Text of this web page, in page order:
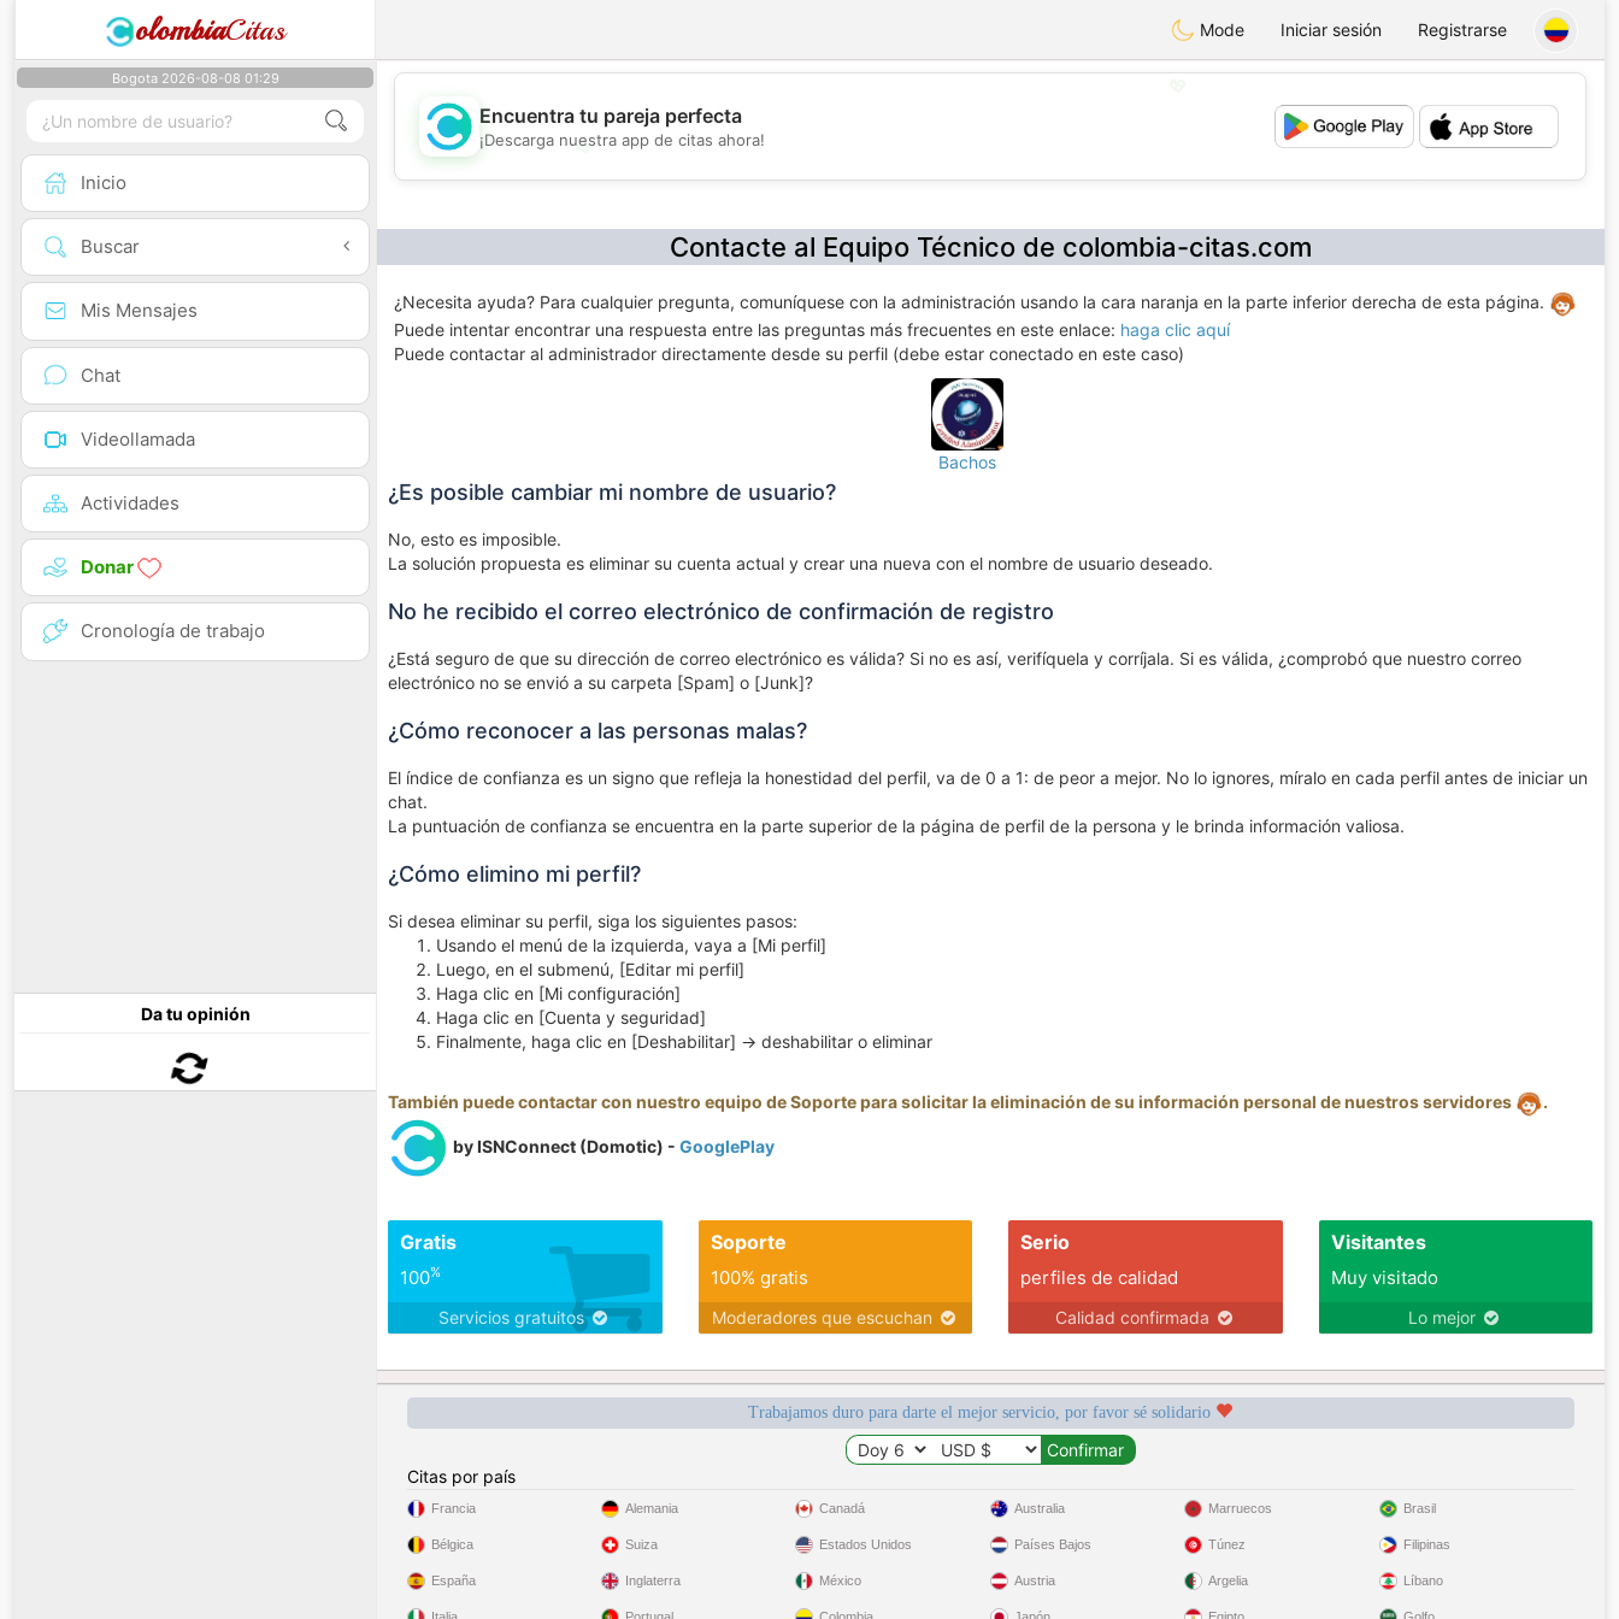
olombiaCitas Mode Iniciar sesión Registrarse
Bogota 2026-08-08 01:29
Inicio
Buscar
Mis Mensajes
Chat
Videollamada
Actividades
Donar
Cronología de trabajo
Da tu opinión
💖
💕
Encuentra tu pareja perfecta
¡Descarga nuestra app de citas ahora!
Contacte al Equipo Técnico de colombia-citas.com
¿Necesita ayuda? Para cualquier pregunta, comuníquese con la administración usando la cara naranja en la parte inferior derecha de esta página.
Puede intentar encontrar una respuesta entre las preguntas más frecuentes en este enlace: haga clic aquí
Puede contactar al administrador directamente desde su perfil (debe estar conectado en este caso)
Bachos
¿Es posible cambiar mi nombre de usuario?
No, esto es imposible.
La solución propuesta es eliminar su cuenta actual y crear una nueva con el nombre de usuario deseado.
No he recibido el correo electrónico de confirmación de registro
¿Está seguro de que su dirección de correo electrónico es válida? Si no es así, verifíquela y corríjala. Si es válida, ¿comprobó que nuestro correo
electrónico no se envió a su carpeta [Spam] o [Junk]?
¿Cómo reconocer a las personas malas?
El índice de confianza es un signo que refleja la honestidad del perfil, va de 0 a 1: de peor a mejor. No lo ignores, míralo en cada perfil antes de iniciar un
chat.
La puntuación de confianza se encuentra en la parte superior de la página de perfil de la persona y le brinda información valiosa.
¿Cómo elimino mi perfil?
Si desea eliminar su perfil, siga los siguientes pasos:
Usando el menú de la izquierda, vaya a [Mi perfil]
Luego, en el submenú, [Editar mi perfil]
Haga clic en [Mi configuración]
Haga clic en [Cuenta y seguridad]
Finalmente, haga clic en [Deshabilitar] -> deshabilitar o eliminar
También puede contactar con nuestro equipo de Soporte para solicitar la eliminación de su información personal de nuestros servidores .
by ISNConnect (Domotic) - GooglePlay
Gratis
100%
Servicios gratuitos
Soporte
100% gratis
Moderadores que escuchan
Serio
perfiles de calidad
Calidad confirmada
Visitantes
Muy visitado
Lo mejor
Trabajamos duro para darte el mejor servicio, por favor sé solidario
Citas por país
Francia
Bélgica
España
Alemania
Suiza
Inglaterra
Canadá
Estados Unidos
México
Australia
Países Bajos
Austria
Marruecos
Túnez
Argelia
Brasil
Filipinas
Líbano